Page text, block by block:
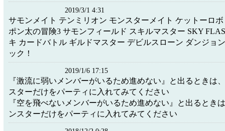
2019/3/1 4:31
サモンメイト テンミリオン モンスターメイト ケットーロ
ポン太の冒険3 サモンフィールド スキルマスター SKY
キ カードバトル ギルドマスター デビルスローン ダンジョ
ック！
2019/1/6 17:15
『激流に弱いメンバーがいるため進めない』と出るときは
スターだけをパーティに入れてみてください
『空を飛べないメンバーがいるため進めない』と出るとき
ンスターだけをパーティに入れてみてください